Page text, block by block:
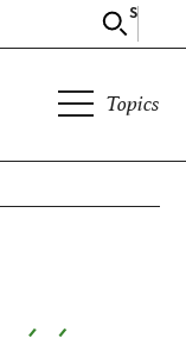
Search
Topics